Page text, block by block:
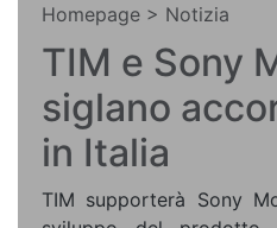
Homepage > Notizia
TIM e Sony
siglano
in Italia
TIM supporterà Sony